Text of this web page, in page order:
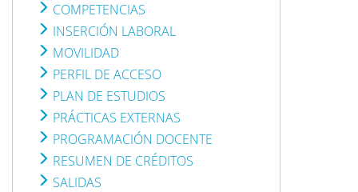
COMPETENCIAS
INSERCIÓN LABORAL
MOVILIDAD
PERFIL DE ACCESO
PLAN DE ESTUDIOS
PRÁCTICAS EXTERNAS
PROGRAMACIÓN DOCENTE
RESUMEN DE CRÉDITOS
SALIDAS